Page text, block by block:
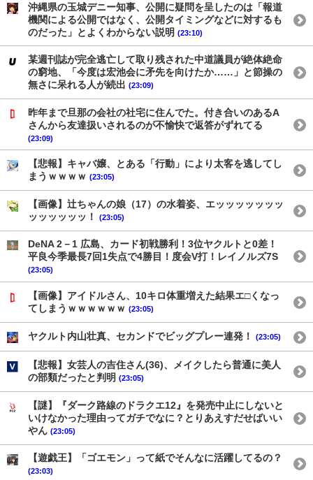
沖縄県の玉城デニー知事、公開に疑問を呈したのは「報道
機関による公開ではなく、公開タイミングなどに対するも
のだった」とよくわからない説明 (23:10)
某週刊誌が完全逃亡して取り残された中道議員が絶体絶命
の窮地、「今度は宏池会に矛先を向けたか……」と節操の
無さに呆れる人が続出 (23:09)
昨年まで旦那の会社の社宅に住んでた。付き合いのあるA
さんから友達扱いされるのが不愉快で返答がずれてる
(23:09)
【悲報】キャバ嬢、とある「行動」により太客を逃してし
まうｗｗｗｗ (23:05)
【画像】辻ちゃんの娘（17）の水着姿、エッッッッッッッ
ッッッッッッ！
(23:05)
DeNA 2－1 広島、カード初戦勝利！3位ヤクルトと0差！
平良今季最長7回1失点で4勝目！度会V打！レイノルズ7S
(23:05)
【画像】アイドルさん、10キロ体重増えた結果エ□くなっ
てしまうｗｗｗｗｗｗ (23:05)
ヤクルト内山壮真、セカンドでビッグプレー連発！ (23:05)
【悲報】女芸人の吉住さん(36)、メイクしたら普通に美人
の部類だったと判明 (23:05)
【謎】『ダーク路線のドラクエ12』を発売中止にしないと
いけなかった理由ってガチでなに？とりあえすだせばいい
やん (23:05)
【遊戯王】「ゴエモン」って紙でそんなに活躍してるの？
(23:03)